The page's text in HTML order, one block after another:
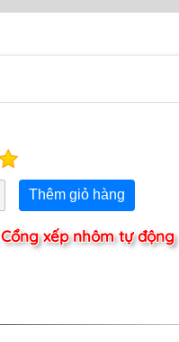
Thêm giỏ hàng
Cổng xếp nhôm tự động